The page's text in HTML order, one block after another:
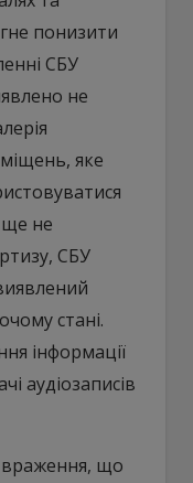
понизити
СБУ
не
яке
ще не
СБУ
стані.
інформації
аудіозаписів
що